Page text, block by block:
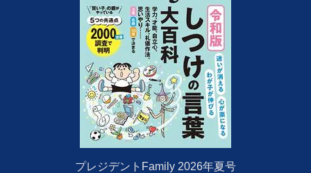
プレジデントFamily 2026年夏号